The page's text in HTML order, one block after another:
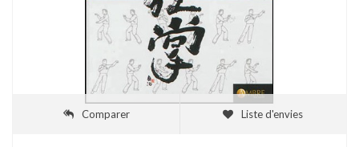
Comparer Liste d'envies